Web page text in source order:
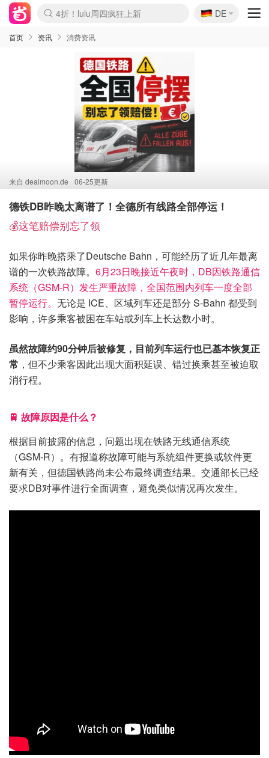
Boticinal 夏促开抢！
4折！lulu周四疯狂上新
还没结束！&OtherStories大促
Joybuy变相75折 随时失效
速领！Stanley独家85折
疑似霸哥！Camper额外叠85折
Zalando 奥莱闪促！每日更新
Moncler反季囤！5折起+叠9折
Coach Brooklyn仅€192
🇩🇪
DE
首页 资讯 消费资讯
来自 dealmoon.de 06-25更新
德铁DB昨晚太离谱了！全德所有线路全部停运！
💰这笔赔偿别忘了领
如果你昨晚搭乘了Deutsche Bahn，可能经历了近几年最离
谱的一次铁路故障。 6月23日晚接近午夜时，DB因铁路通信
系统（GSM-R）发生严重故障，全国范围内列车一度全部
暂停运行。 无论是 ICE、区域列车还是部分 S-Bahn 都受到
影响，许多乘客被困在车站或列车上长达数小时。
虽然故障约90分钟后被修复，目前列车运行也已基本恢复正
常 ，但不少乘客因此出现大面积延误、错过换乘甚至被迫取
消行程。
🚆 故障原因是什么？
根据目前披露的信息，问题出现在铁路无线通信系统
（GSM-R）。有报道称故障可能与系统组件更换或软件更
新有关，但德国铁路尚未公布最终调查结果。交通部长已经
要求DB对事件进行全面调查，避免类似情况再次发生。